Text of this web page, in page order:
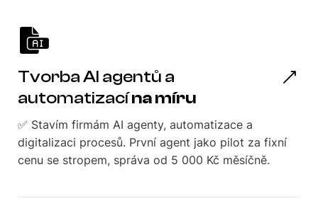
Tvorba AI agentů a
automatizacína míru
✅ Stavím firmám AI agenty, automatizace a
digitalizaci procesů. První agent jako pilot za fixní
cenu se stropem, správa od 5 000 Kč měsíčně.